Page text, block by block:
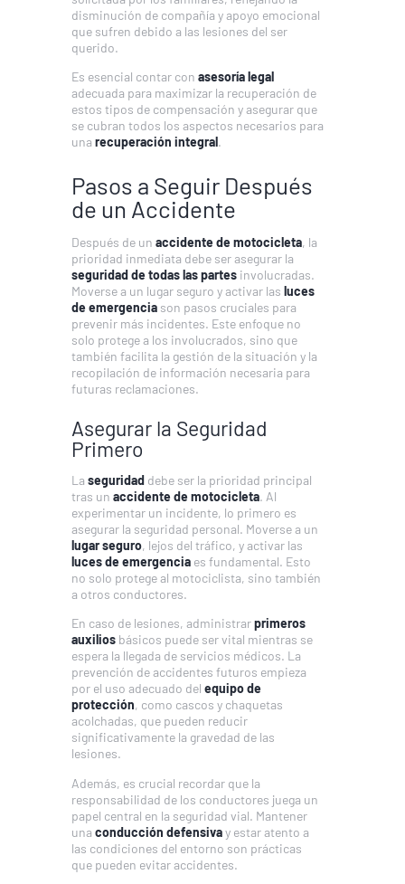
disminución de compañía y apoyo emocional
que sufren debido a las lesiones del ser
querido.
Es esencial contar con asesoría legal
adecuada para maximizar la recuperación de
estos tipos de compensación y asegurar que
se cubran todos los aspectos necesarios para
una recuperación integral.
Pasos a Seguir Después
de un Accidente
Después de un accidente de motocicleta , la
prioridad inmediata debe ser asegurar la
seguridad de todas las partes involucradas.
Moverse a un lugar seguro y activar las luces
de emergencia son pasos cruciales para
prevenir más incidentes. Este enfoque no
solo protege a los involucrados, sino que
también facilita la gestión de la situación y la
recopilación de información necesaria para
futuras reclamaciones.
Asegurar la Seguridad
Primero
La seguridad debe ser la prioridad principal
tras un accidente de motocicleta. Al
experimentar un incidente, lo primero es
asegurar la seguridad personal. Moverse a un
lugar seguro, lejos del tráfico, y activar las
luces de emergencia es fundamental. Esto
no solo protege al motociclista, sino también
a otros conductores.
En caso de lesiones, administrarprimeros
auxilios básicos puede ser vital mientras se
espera la llegada de servicios médicos. La
prevención de accidentes futuros empieza
por el uso adecuado del equipo de
protección, como cascos y chaquetas
acolchadas, que pueden reducir
significativamente la gravedad de las
lesiones.
Además, es crucial recordar que la
responsabilidad de los conductores juega un
papel central en la seguridad vial. Mantener
una conducción defensivay estar atento a
las condiciones del entorno son prácticas
que pueden evitar accidentes.